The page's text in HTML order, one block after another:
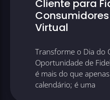
Cliente para
Virtual
Transforme o Dia do
Oportunidade de
é mais do que
calendário; é uma